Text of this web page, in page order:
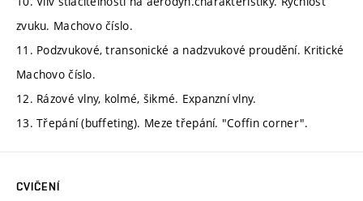
zvuku. Machovo číslo.
11. Podzvukové, transonické a nadzvukové proudění. Kritické
Machovo číslo.
12. Rázové vlny, kolmé, šikmé. Expanzní vlny.
13. Třepání (buffeting). Meze třepání. "Coffin corner".
CVIČENÍ